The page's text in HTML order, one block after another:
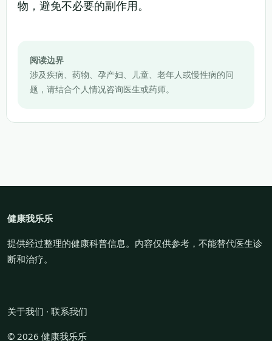
物，避免不必要的副作用。
阅读边界
涉及疾病、药物、孕产妇、儿童、老年人或慢性病的问
题，请结合个人情况咨询医生或药师。
健康我乐乐
提供经过整理的健康科普信息。内容仅供参考，不能替代医生诊
断和治疗。
关于我们 · 联系我们
© 2026 健康我乐乐